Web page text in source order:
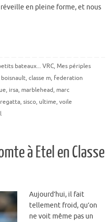
en pleine forme, et nous
bateaux... VRC, Mes périples
, classe m, federation
, irsa, marblehead, marc
regatta, sisco, ultime, voile
à Etel en Classe
Aujourd’hui, il fait
tellement froid, qu’on
ne voit même pas un